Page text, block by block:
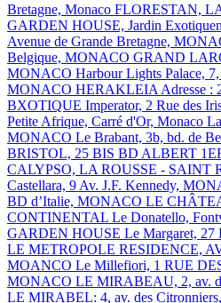
Bretagne, Monaco FLORESTAN,
GARDEN HOUSE, Jardin
Avenue de Grande Bretagne,
Belgique, MONACO GRAND
MONACO Harbour Lights Palace,
MONACO HERAKLEIA Adresse :
BXOTIQUE Imperator, 2 Rue des
Petite Afrique, Carré d'Or, Monaco
MONACO Le Brabant, 3b, bd. de
BRISTOL, 25 BIS BD ALBERT
CALYPSO, LA ROUSSE - SAINT
Castellara, 9 Av. J.F. Kennedy,
BD d’Italie, MONACO LE
CONTINENTAL Le Donatello,
GARDEN HOUSE Le Margaret,
LE METROPOLE RESIDENCE,
MOANCO Le Millefiori, 1 RUE
MONACO LE MIRABEAU, 2, av.
LE MIRABEL: 4, av. des